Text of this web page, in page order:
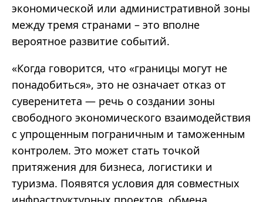
экономической или административной зоны
между тремя странами – это вполне
вероятное развитие событий.
«Когда говорится, что «границы могут не
понадобиться», это не означает отказ от
суверенитета — речь о создании зоны
свободного экономического взаимодействия
с упрощенным пограничным и таможенным
контролем. Это может стать точкой
притяжения для бизнеса, логистики и
туризма. Появятся условия для совместных